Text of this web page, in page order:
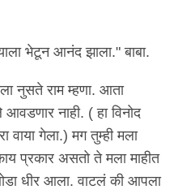
भेटून आनंद झाला." बाबा.
नुसते राम म्हणा. आता
नाही. ( हा विनोद
वाया गेला.) मग तुम्ही मला
प्रकार असतो ते मला माहीत
धीर आला. वाटलं की आपला